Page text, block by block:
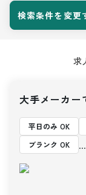
検索条件を変更
求
大手メーカー
平日のみ OK
ブランク OK